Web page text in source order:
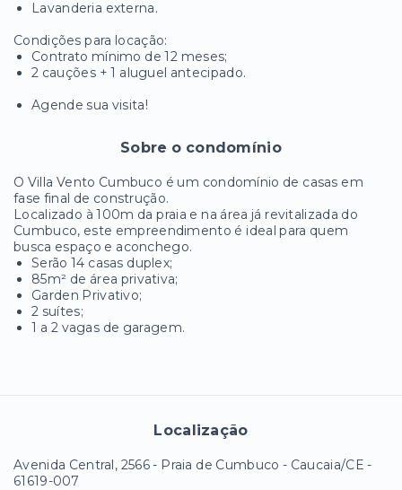
Lavanderia externa.
Condições para locação:
Contrato mínimo de 12 meses;
2 cauções + 1 aluguel antecipado.
Agende sua visita!
Sobre o condomínio
O Villa Vento Cumbuco é um condomínio de casas em
fase final de construção.
Localizado à 100m da praia e na área já revitalizada do
Cumbuco, este empreendimento é ideal para quem
busca espaço e aconchego.
Serão 14 casas duplex;
85m² de área privativa;
Garden Privativo;
2 suítes;
1 a 2 vagas de garagem.
Localização
Avenida Central, 2566 - Praia de Cumbuco - Caucaia/CE -
61619-007